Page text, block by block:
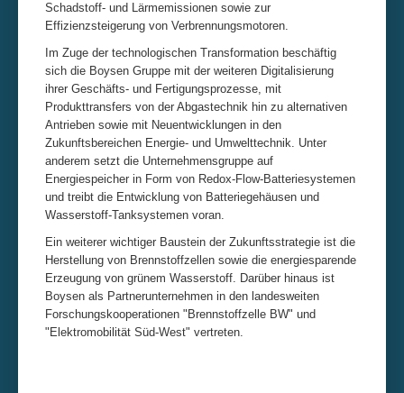
Schadstoff- und Lärmemissionen sowie zur
Effizienzsteigerung von Verbrennungsmotoren.
Im Zuge der technologischen Transformation beschäftig
sich die Boysen Gruppe mit der weiteren Digitalisierung
ihrer Geschäfts- und Fertigungsprozesse, mit
Produkttransfers von der Abgastechnik hin zu alternativen
Antrieben sowie mit Neuentwicklungen in den
Zukunftsbereichen Energie- und Umwelttechnik. Unter
anderem setzt die Unternehmensgruppe auf
Energiespeicher in Form von Redox-Flow-Batteriesystemen
und treibt die Entwicklung von Batteriegehäusen und
Wasserstoff-Tanksystemen voran.
Ein weiterer wichtiger Baustein der Zukunftsstrategie ist die
Herstellung von Brennstoffzellen sowie die energiesparende
Erzeugung von grünem Wasserstoff. Darüber hinaus ist
Boysen als Partnerunternehmen in den landesweiten
Forschungskooperationen "Brennstoffzelle BW" und
"Elektromobilität Süd-West" vertreten.